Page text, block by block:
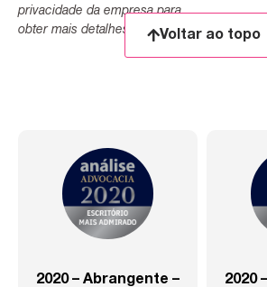
privacidade da empresa para
obter mais detalhes.
Voltar ao topo
2020 – Abrangente –
2020